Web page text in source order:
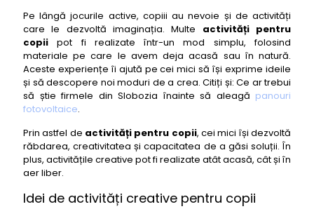
Pe lângă jocurile active, copiii au nevoie și de activități
care le dezvoltă imaginația. Multe activități pentru
copii pot fi realizate într-un mod simplu, folosind
materiale pe care le avem deja acasă sau în natură.
Aceste experiențe îi ajută pe cei mici să își exprime ideile
și să descopere noi moduri de a crea. Citiți și: Ce ar trebui
să știe firmele din Slobozia înainte să aleagă panouri
fotovoltaice.
Prin astfel de activități pentru copii, cei mici își dezvoltă
răbdarea, creativitatea și capacitatea de a găsi soluții. În
plus, activitățile creative pot fi realizate atât acasă, cât și în
aer liber.
Idei de activități creative pentru copii